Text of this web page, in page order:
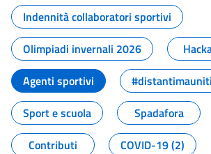
Indennità collaboratori sportivi
Olimpiadi invernali 2026
Agenti sportivi
#distantimauniti
Sport e scuola
Spadafora
Contributi
COVID-19 (2)